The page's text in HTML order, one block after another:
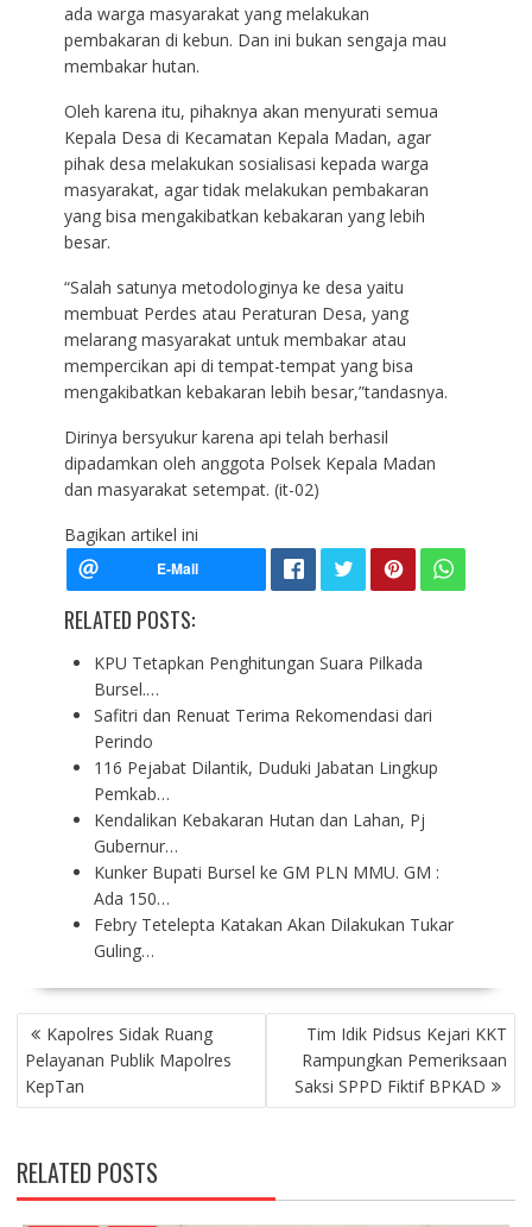
ada warga masyarakat yang melakukan
pembakaran di kebun. Dan ini bukan sengaja mau
membakar hutan.
Oleh karena itu, pihaknya akan menyurati semua
Kepala Desa di Kecamatan Kepala Madan, agar
pihak desa melakukan sosialisasi kepada warga
masyarakat, agar tidak melakukan pembakaran
yang bisa mengakibatkan kebakaran yang lebih
besar.
“Salah satunya metodologinya ke desa yaitu
membuat Perdes atau Peraturan Desa, yang
melarang masyarakat untuk membakar atau
mempercikan api di tempat-tempat yang bisa
mengakibatkan kebakaran lebih besar,”tandasnya.
Dirinya bersyukur karena api telah berhasil
dipadamkan oleh anggota Polsek Kepala Madan
dan masyarakat setempat. (it-02)
Bagikan artikel ini
RELATED POSTS:
KPU Tetapkan Penghitungan Suara Pilkada
Bursel.…
Safitri dan Renuat Terima Rekomendasi dari
Perindo
116 Pejabat Dilantik, Duduki Jabatan Lingkup
Pemkab…
Kendalikan Kebakaran Hutan dan Lahan, Pj
Gubernur…
Kunker Bupati Bursel ke GM PLN MMU. GM :
Ada 150…
Febry Tetelepta Katakan Akan Dilakukan Tukar
Guling…
P
O
S
T
A
V
I
Kapolres Sidak Ruang
Pelayanan Publik Mapolres
KepTan
Tim Idik Pidsus Kejari KKT
Rampungkan Pemeriksaan
Saksi SPPD Fiktif BPKAD
RELATED POSTS